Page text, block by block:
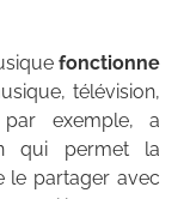
fonctionne
télévision,
exemple, a
qui permet la
le partager avec